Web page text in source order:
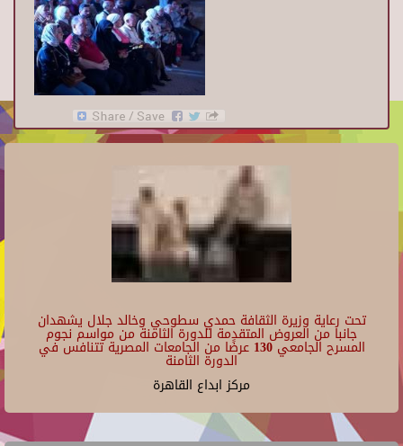
تحت رعاية وزيرة الثقافة حمدي سطوحي وخالد جلال يشهدان
جانبا من العروض المتقدمة للدورة الثامنة من مواسم نجوم
المسرح الجامعي 130 عرضًا من الجامعات المصرية تتنافس في
الدورة الثامنة
مركز ابداع القاهرة